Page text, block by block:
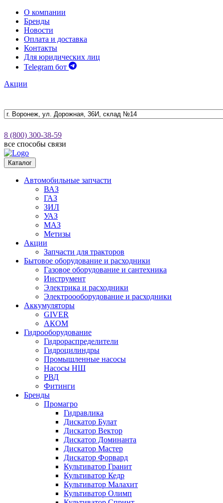
О компании
Бренды
Новости
Оплата и доставка
Контакты
Для юридических лиц
Telegram бот
Акции
8 (800) 300-38-59
все способы связи
Каталог
Автомобильные запчасти
ВАЗ
ГАЗ
ЗИЛ
УАЗ
МАЗ
Метизы
Акции
Запчасти для тракторов
Бытовое оборудование и расходники
Газовое оборудование и сантехника
Инструмент
Электрика и расходники
Электроооборудование и расходники
Аккумуляторы
GIVER
АКОМ
Гидрооборудование
Гидрораспределители
Гидроцилиндры
Промышленные насосы
Насосы НШ
РВД
Фитинги
Бренды
Промагро
Гидравлика
Дискатор Булат
Дискатор Вектор
Дискатор Доминанта
Дискатор Мастер
Дискатор Форвард
Культиватор Гранит
Культиватор Кедр
Культиватор Малахит
Культиватор Олимп